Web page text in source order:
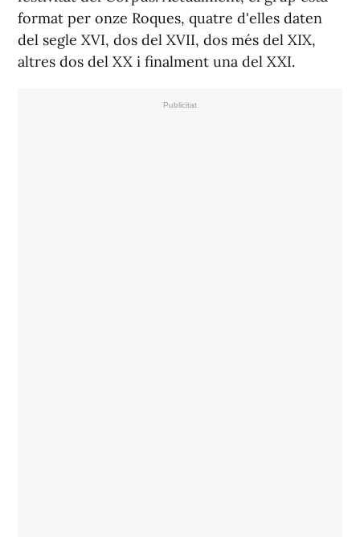
format per onze Roques, quatre d'elles daten
del segle XVI, dos del XVII, dos més del XIX,
altres dos del XX i finalment una del XXI.